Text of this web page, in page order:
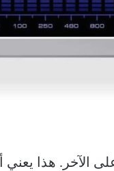
الآخر. هذا